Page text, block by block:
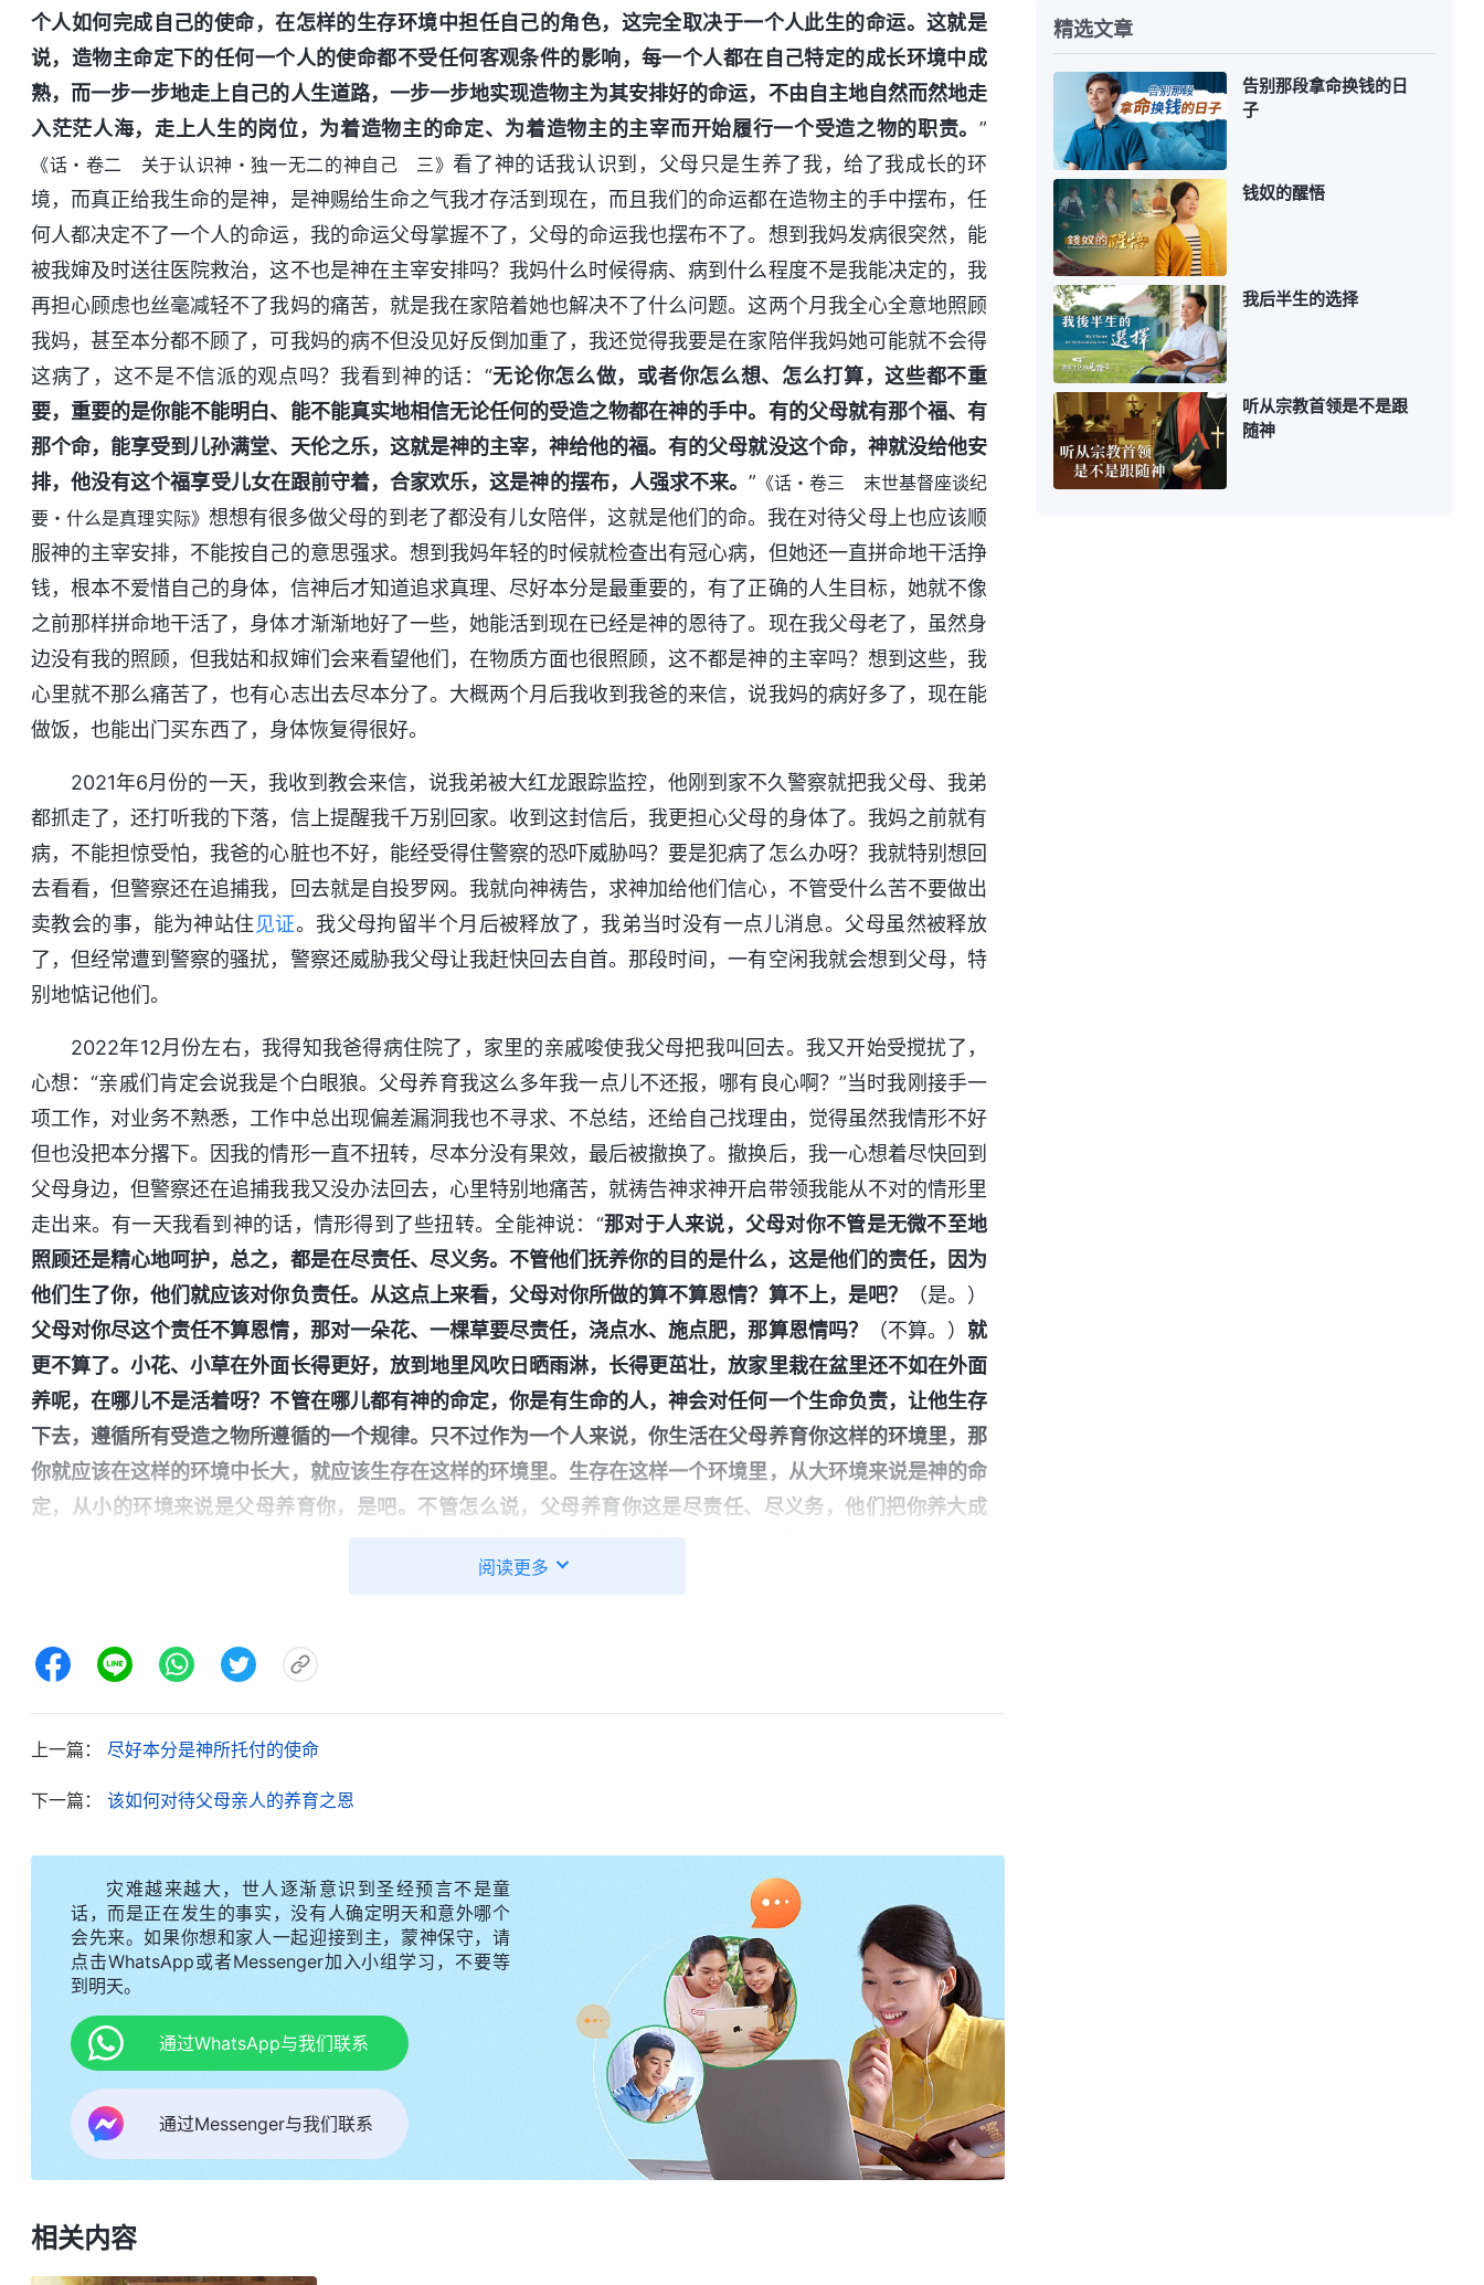
个人如何完成自己的使命，在怎样的生存环境中担任自己的角色，这完全取决于一个人此生的命运。这就是
说，造物主命定下的任何一个人的使命都不受任何客观条件的影响，每一个人都在自己特定的成长环境中成
熟，而一步一步地走上自己的人生道路，一步一步地实现造物主为其安排好的命运，不由自主地自然而然地走
入茫茫人海，走上人生的岗位，为着造物主的命定、为着造物主的主宰而开始履行一个受造之物的职责。 ”
《话・卷二 关于认识神・独一无二的神自己 三》看了神的话我认识到，父母只是生养了我，给了我成长的环
境，而真正给我生命的是神，是神赐给生命之气我才存活到现在，而且我们的命运都在造物主的手中摆布，任
何人都决定不了一个人的命运，我的命运父母掌握不了，父母的命运我也摆布不了。想到我妈发病很突然，能
被我婶及时送往医院救治，这不也是神在主宰安排吗？我妈什么时候得病、病到什么程度不是我能决定的，我
再担心顾虑也丝毫减轻不了我妈的痛苦，就是我在家陪着她也解决不了什么问题。这两个月我全心全意地照顾
我妈，甚至本分都不顾了，可我妈的病不但没见好反倒加重了，我还觉得我要是在家陪伴我妈她可能就不会得
这病了，这不是不信派的观点吗？我看到神的话：“无论你怎么做，或者你怎么想、怎么打算，这些都不重
要，重要的是你能不能明白、能不能真实地相信无论任何的受造之物都在神的手中。有的父母就有那个福、有
那个命，能享受到儿孙满堂、天伦之乐，这就是神的主宰，神给他的福。有的父母就没这个命，神就没给他安
排，他没有这个福享受儿女在跟前守着，合家欢乐，这是神的摆布，人强求不来。” 《话・卷三 末世基督座谈纪
要・什么是真理实际》 想想有很多做父母的到老了都没有儿女陪伴，这就是他们的命。我在对待父母上也应该顺
服神的主宰安排，不能按自己的意思强求。想到我妈年轻的时候就检查出有冠心病，但她还一直拼命地干活挣
钱，根本不爱惜自己的身体，信神后才知道追求真理、尽好本分是最重要的，有了正确的人生目标，她就不像
之前那样拼命地干活了，身体才渐渐地好了一些，她能活到现在已经是神的恩待了。现在我父母老了，虽然身
边没有我的照顾，但我姑和叔婶们会来看望他们，在物质方面也很照顾，这不都是神的主宰吗？想到这些，我
心里就不那么痛苦了，也有心志出去尽本分了。大概两个月后我收到我爸的来信，说我妈的病好多了，现在能
做饭，也能出门买东西了，身体恢复得很好。
2021年6月份的一天，我收到教会来信，说我弟被大红龙跟踪监控，他刚到家不久警察就把我父母、我弟
都抓走了，还打听我的下落，信上提醒我千万别回家。收到这封信后，我更担心父母的身体了。我妈之前就有
病，不能担惊受怕，我爸的心脏也不好，能经受得住警察的恐吓威胁吗？要是犯病了怎么办呀？我就特别想回
去看看，但警察还在追捕我，回去就是自投罗网。我就向神祷告，求神加给他们信心，不管受什么苦不要做出
卖教会的事，能为神站住 见证。我父母拘留半个月后被释放了，我弟当时没有一点儿消息。父母虽然被释放
了，但经常遭到警察的骚扰，警察还威胁我父母让我赶快回去自首。那段时间，一有空闲我就会想到父母，特
别地惦记他们。
2022年12月份左右，我得知我爸得病住院了，家里的亲戚唆使我父母把我叫回去。我又开始受搅扰了，
心想：“亲戚们肯定会说我是个白眼狼。父母养育我这么多年我一点儿不还报，哪有良心啊？”当时我刚接手一
项工作，对业务不熟悉，工作中总出现偏差漏洞我也不寻求、不总结，还给自己找理由，觉得虽然我情形不好
但也没把本分撂下。因我的情形一直不扭转，尽本分没有果效，最后被撤换了。撤换后，我一心想着尽快回到
父母身边，但警察还在追捕我我又没办法回去，心里特别地痛苦，就祷告神求神开启带领我能从不对的情形里
走出来。有一天我看到神的话，情形得到了些扭转。全能神说：“那对于人来说，父母对你不管是无微不至地
照顾还是精心地呵护，总之，都是在尽责任、尽义务。不管他们抚养你的目的是什么，这是他们的责任，因为
他们生了你，他们就应该对你负责任。从这点上来看，父母对你所做的算不算恩情？算不上，是吧？
（是。）
父母对你尽这个责任不算恩情，那对一朵花、一棵草要尽责任，浇点水、施点肥，那算恩情吗？
（不算。） 就
更不算了。小花、小草在外面长得更好，放到地里风吹日晒雨淋，长得更茁壮，放家里栽在盆里还不如在外面
养呢，在哪儿不是活着呀？不管在哪儿都有神的命定，你是有生命的人，神会对任何一个生命负责，让他生存
下去，遵循所有受造之物所遵循的一个规律。只不过作为一个人来说，你生活在父母养育你这样的环境里，那
你就应该在这样的环境中长大，就应该生存在这样的环境里。生存在这样一个环境里，从大环境来说是神的命
定，从小的环境来说是父母养育你，是吧。不管怎么说，父母养育你这是尽责任、尽义务，他们把你养大成
这是你应该享受的一种权利，你就应该被抚养，因为你在未成年期间，你所扮演的角色就是被抚养的角
女、繁衍后代、抚养后代都是一种责任，比如小鸟、牛、羊，甚至老虎，繁衍了后代之后都要抚养，没有一种
生物是不抚养后代的，也可能有例外，但很少，这是生物生存的一种自然现象，是生物的一种本能，它归结不
到恩情这里面去，这只是在遵循造物主给动物、给人类制定的一种规律。所以，父母抚养你这并不是一种恩
情。从这一点上可以说，父母并不是你的债主，他们对你尽了责任，在你身上花了多少心血、花了多少钱，不
应该让你偿还，因为这是他们作为父母的责任。既然是责任、义务，那就应该是免费的，不应该来索取报酬。
母，来处理与父母之间的关系。如果用偿还的思想来对待父母、还报父母，来处理与父母之间的这层关系，这
反倒是不人道的，同时也让人很容易被肉体的情感所限制，被肉体的情感捆住手脚，很难从肉体的情感纠葛里
走出来，甚至会迷失方向。父母不是你的债主，所以父母对你的期望你没有义务一一都实现，没有义务为他们
的期望买单。就是他们期望他们的，你有自己的选择，也有神为你制定的人生道路、为你制定的命运，与父母
没有关系。
读了神的话我明白了，任何一种生物繁衍了后代
都会尽其所能地抚养照顾自己的下一代，这是神为各种生物制定的法则、规律，是一种责任与义务，不属于恩
情。就像在动物界，不管是凶悍的老虎、狮子还是温顺的小鹿、羚羊，它们繁衍了后代都会抚养幼崽，给幼崽
觅食，有时宁可自己饿着也会按时喂养幼崽，直到幼崽能独立生存，这是出于本能。我又想到我家养的家禽，
母鸡孵出小鸡后就会一直保护照顾它们，觅食时都让小鸡先吃，有危险临到时母鸡也会冲向前，到下雨天或者
是天热没有躲藏的地方时，母鸡宁可自己受苦也会把小鸡护在翅膀底下，直到小鸡长大能独立生存了自然离开
偿的，不需要任何回报。认识到这些，我心里一直觉得亏欠父母的那个包袱一下子放下了。一直以来，我把父
阅读更多
上一篇： 尽好本分是神所托付的使命
下一篇： 该如何对待父母亲人的养育之恩
灾难越来越大，世人逐渐意识到圣经预言不是童
话，而是正在发生的事实，没有人确定明天和意外哪个
会先来。如果你想和家人一起迎接到主，蒙神保守，请
点击WhatsApp或者Messenger加入小组学习，不要等
到明天。
通过WhatsApp与我们联系
通过Messenger与我们联系
相关内容
精选文章
告别那段拿命换钱的日
子
钱奴的醒悟
我后半生的选择
听从宗教首领是不是跟
随神